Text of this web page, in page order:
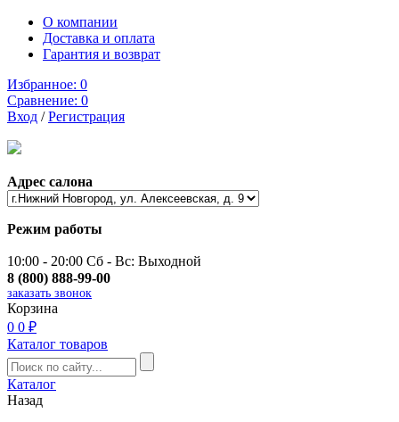
О компании
Доставка и оплата
Гарантия и возврат
Избранное: 0
Сравнение: 0
Вход /Регистрация
Адрес салона
Режим работы
10:00 - 20:00 Сб - Вс: Выходной
8 (800) 888-99-00
заказать звонок
Корзина
0 0 ₽
Каталог товаров
Каталог
Назад